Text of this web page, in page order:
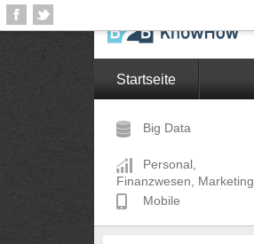
Startseite
Big Data
Personal,
Finanzwesen, Marketing
Mobile